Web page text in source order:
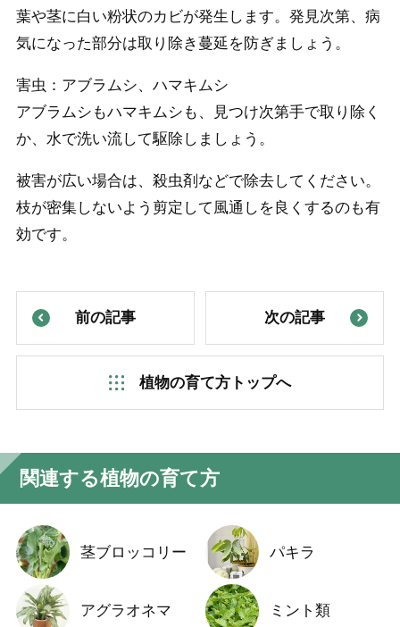
葉や茎に白い粉状のカビが発生します。発見次第、病
気になった部分は取り除き蔓延を防ぎましょう。
害虫：アブラムシ、ハマキムシ
アブラムシもハマキムシも、見つけ次第手で取り除く
か、水で洗い流して駆除しましょう。
被害が広い場合は、殺虫剤などで除去してください。
枝が密集しないよう剪定して風通しを良くするのも有
効です。
前の記事
植物の育て方トップへ
次の記事
関連する植物の育て方
茎ブロッコリー パキラ
アグラオネマ ミント類